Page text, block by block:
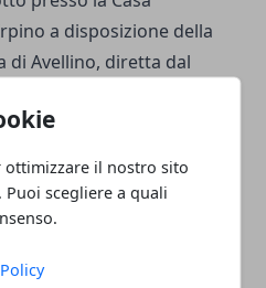
il nostro sito
scegliere a quali
a disposizione della
di Avellino, diretta dal